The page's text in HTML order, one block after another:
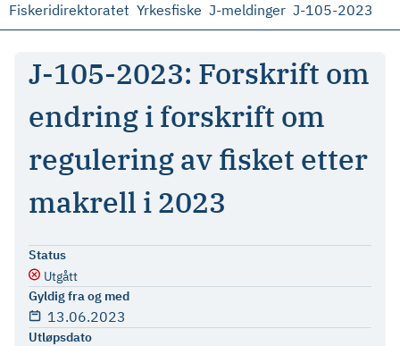
Fiskeridirektoratet Yrkesfiske J-meldinger J-105-2023
J-105-2023: Forskrift om
endring i forskrift om
regulering av fisket etter
makrell i 2023
Status
Utgått
Gyldig fra og med
13.06.2023
Utløpsdato